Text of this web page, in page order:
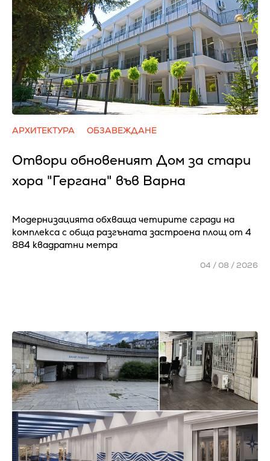
АРХИТЕКТУРА ОБЗАВЕЖДАНЕ
Отвори обновеният Дом за стари
хора "Гергана" във Варна
Модернизацията обхваща четирите сгради на
комплекса с обща разгъната застроена площ от 4
884 квадратни метра
04 / 08 / 2026